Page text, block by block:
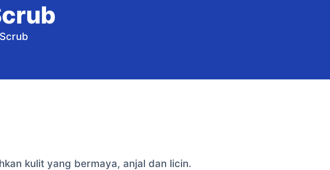
kulit yang bermaya, anjal dan licin.